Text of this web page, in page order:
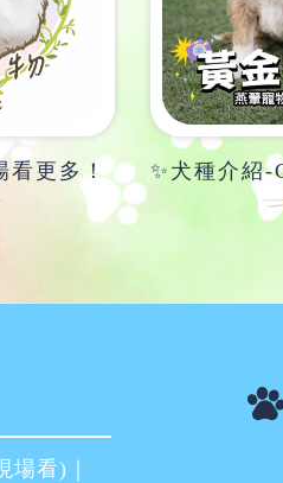
看更多！
場看)｜